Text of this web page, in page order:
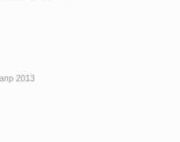
2013